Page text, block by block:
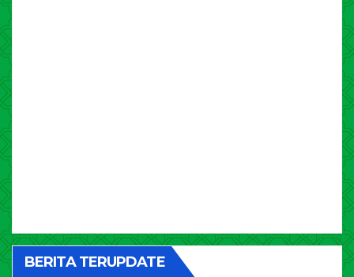
BERITA TERUPDATE